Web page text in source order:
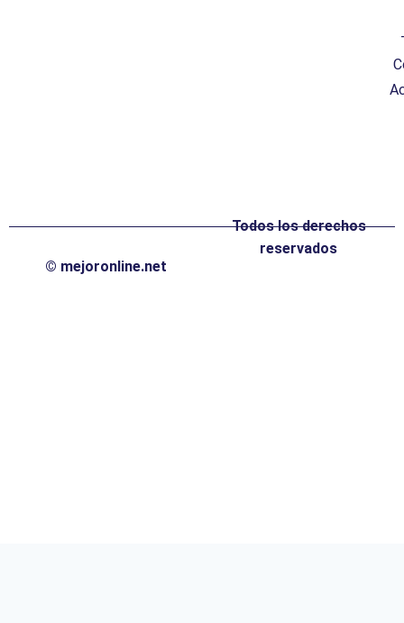
© mejoronline.net
Todos los derechos
reservados